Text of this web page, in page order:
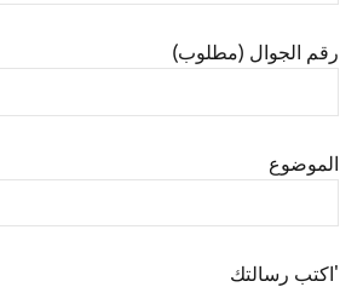
رقم الجوال (مطلوب)
الموضوع
'اكتب رسالتك